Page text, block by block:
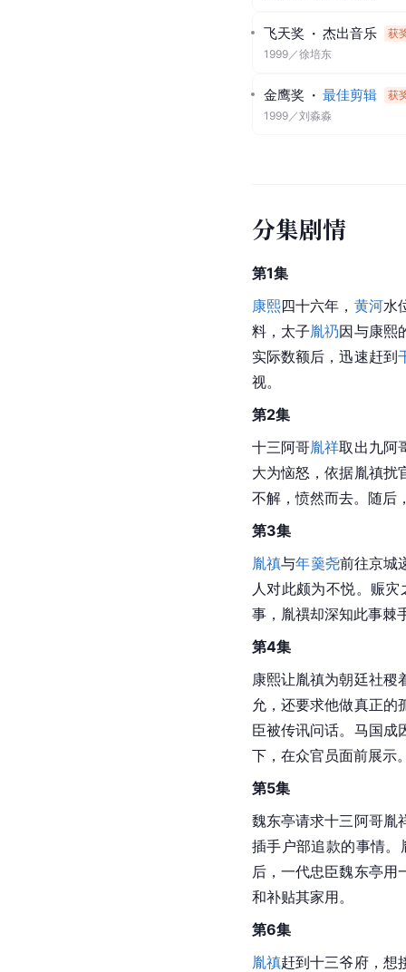
飞天奖 · 杰出音乐
获
1999 ／徐培东
金鹰奖 · 最佳剪辑
获
1999 ／刘淼淼
分集剧情
第1集
康熙四十六年， 黄河水
料，太子胤礽因与康熙
实际数额后，迅速赶到
视。
第2集
十三阿哥胤祥取出九阿
大为恼怒，依据胤禛扰
不解，愤然而去。随后
第3集
胤禛与年羹尧前往京城
人对此颇为不悦。赈
事，胤禩却深知此事棘
第4集
康熙让胤禛为朝廷社稷
允，还要求他做真正的
臣被传讯问话。马国成
下，在众官员面前展示
第5集
魏东亭请求十三阿哥胤
插手户部追款的事情
后，一代忠臣魏东亭用
和补贴其家用。
第6集
胤禛赶到十三爷府，想